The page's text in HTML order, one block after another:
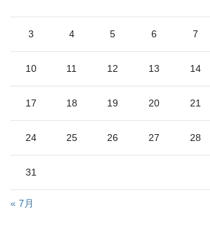
3 4 5 6 7
10 11 12 13 14
17 18 19 20 21
24 25 26 27 28
31
« 7月